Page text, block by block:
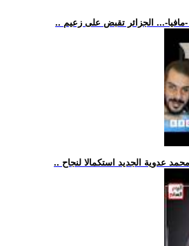
مافيا-... الجزائر تقبض على زعيم
عدوية الجديد استكمالا لنجاح